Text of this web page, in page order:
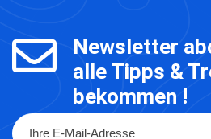
Newsletter
alle Tipps &
bekommen !